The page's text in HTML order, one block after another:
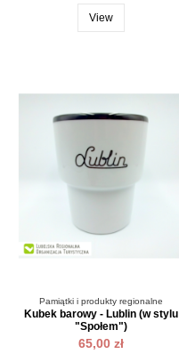
View
Pamiątki i produkty regionalne
Kubek barowy - Lublin (w stylu
"Społem")
65,00 zł